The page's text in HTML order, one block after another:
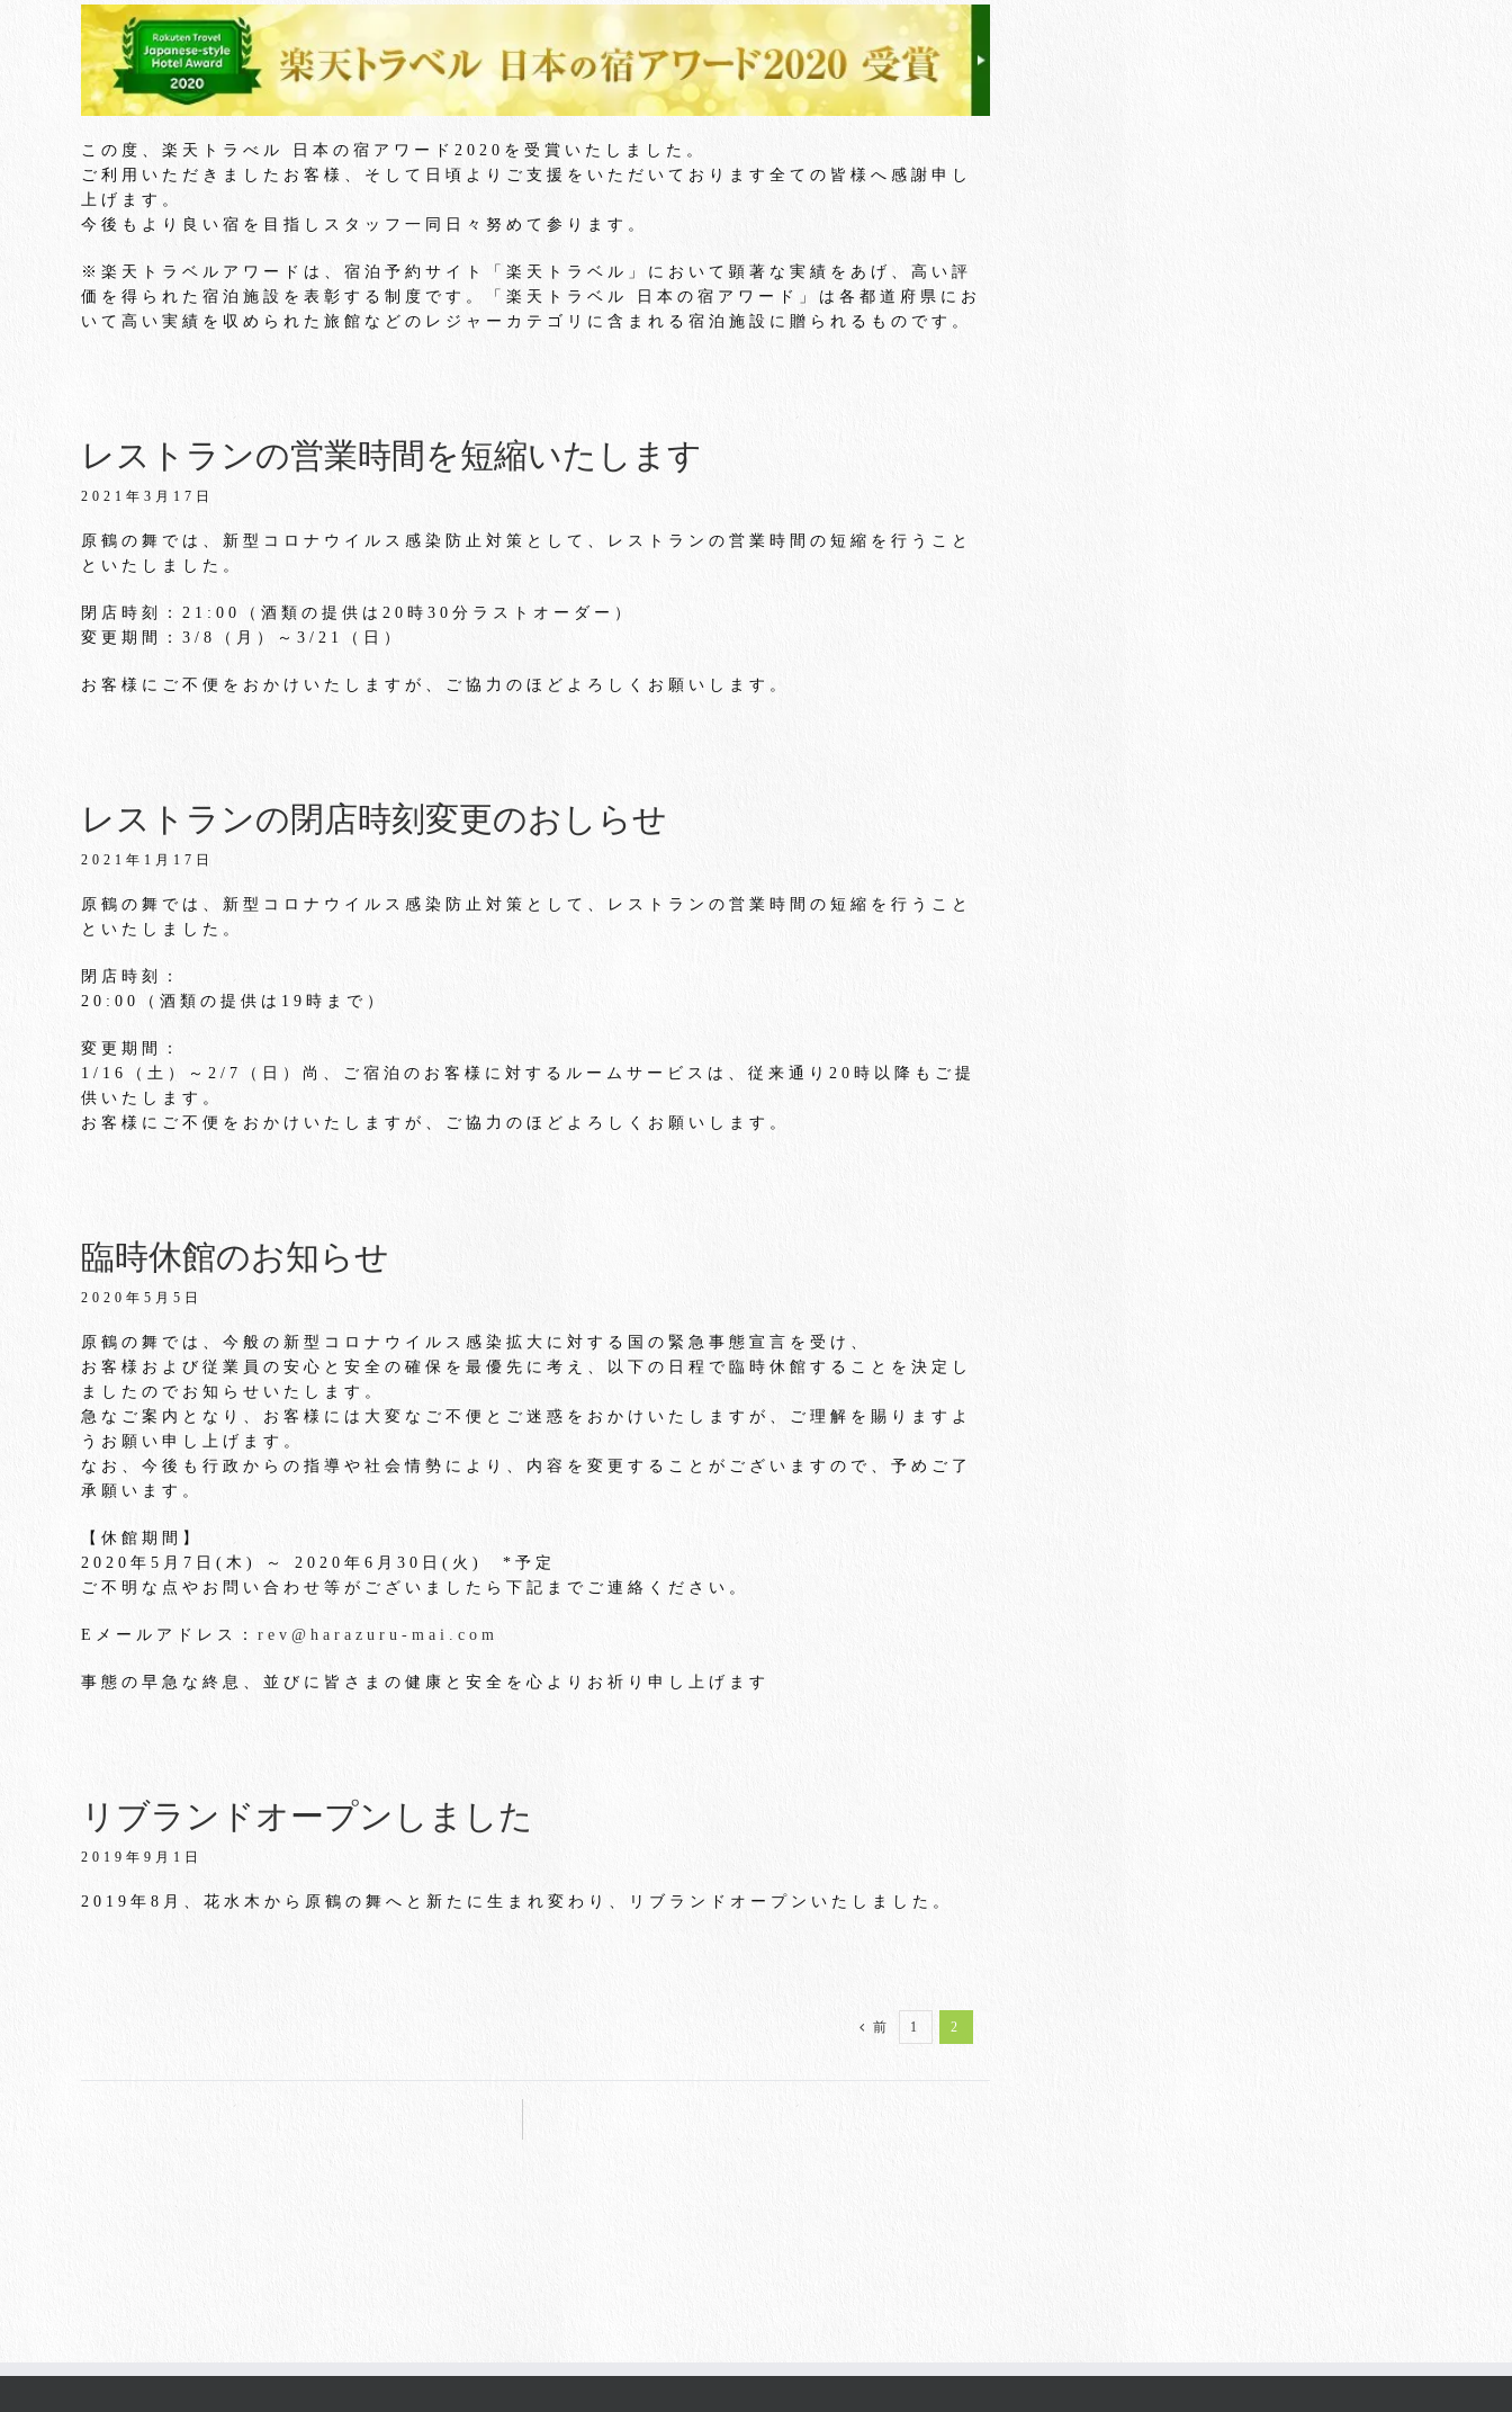
この度、楽天トラべル 日本の宿アワード2020を受賞いたしました。
ご利用いただきましたお客様、そして日頃よりご支援をいただいております全ての皆様へ感謝申し
上げます。
今後もより良い宿を目指しスタッフ一同日々努めて参ります。
※楽天トラベルアワードは、宿泊予約サイト「楽天トラベル」において顕著な実績をあげ、高い評
価を得られた宿泊施設を表彰する制度です。「楽天トラベル 日本の宿アワード」は各都道府県にお
いて高い実績を収められた旅館などのレジャーカテゴリに含まれる宿泊施設に贈られるものです。
レストランの営業時間を短縮いたします
2021年3月17日
原鶴の舞では、新型コロナウイルス感染防止対策として、レストランの営業時間の短縮を行うこと
といたしました。
閉店時刻：21:00（酒類の提供は20時30分ラストオーダー）
変更期間：3/8（月）～3/21（日）
お客様にご不便をおかけいたしますが、ご協力のほどよろしくお願いします。
レストランの閉店時刻変更のおしらせ
2021年1月17日
原鶴の舞では、新型コロナウイルス感染防止対策として、レストランの営業時間の短縮を行うこと
といたしました。
閉店時刻：
20:00（酒類の提供は19時まで）
変更期間：
1/16（土）～2/7（日）尚、ご宿泊のお客様に対するルームサービスは、従来通り20時以降もご提
供いたします。
お客様にご不便をおかけいたしますが、ご協力のほどよろしくお願いします。
臨時休館のお知らせ
2020年5月5日
原鶴の舞では、今般の新型コロナウイルス感染拡大に対する国の緊急事態宣言を受け、
お客様および従業員の安心と安全の確保を最優先に考え、以下の日程で臨時休館することを決定し
ましたのでお知らせいたします。
急なご案内となり、お客様には大変なご不便とご迷惑をおかけいたしますが、ご理解を賜りますよ
うお願い申し上げます。
なお、今後も行政からの指導や社会情勢により、内容を変更することがございますので、予めご了
承願います。
【休館期間】
2020年5月7日(木) ～ 2020年6月30日(火) *予定
ご不明な点やお問い合わせ等がございましたら下記までご連絡ください。
Eメールアドレス： rev@harazuru-mai.com
事態の早急な終息、並びに皆さまの健康と安全を心よりお祈り申し上げます
リブランドオープンしました
2019年9月1日
2019年8月、花水木から原鶴の舞へと新たに生まれ変わり、リブランドオープンいたしました。
前 1 2